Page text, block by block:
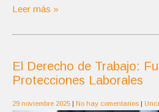
Leer más »
El Derecho de Trabajo:
Protecciones Laborales
29 noviembre 2025 | No hay comentarios |